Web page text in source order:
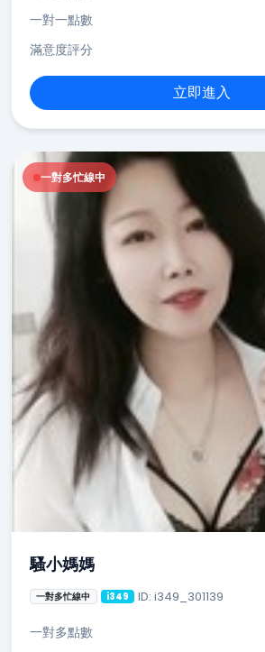
一對一點數
滿意度評分
立即進入
一對多忙線中
騷小媽媽
一對多忙線中 i349 ID: i349_301139
一對多點數